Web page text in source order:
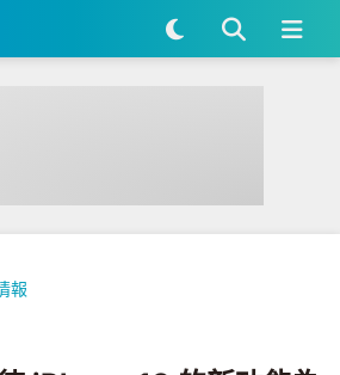
報 13 的新功能為 120 Hz 高更新率、螢幕